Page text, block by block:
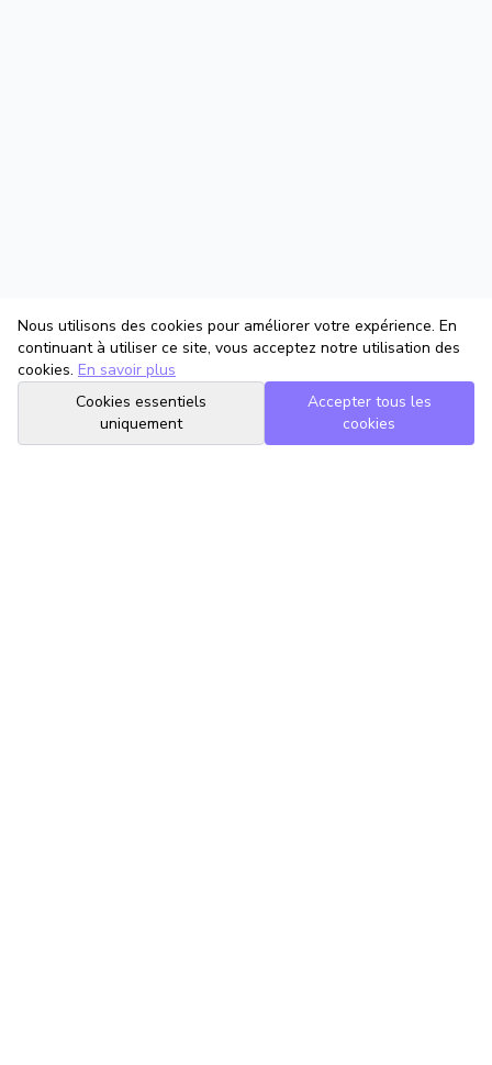
Nous utilisons des cookies pour améliorer votre expérience. En
continuant à utiliser ce site, vous acceptez notre utilisation des
cookies. En savoir plus
Cookies essentiels
uniquement
Accepter tous les
cookies